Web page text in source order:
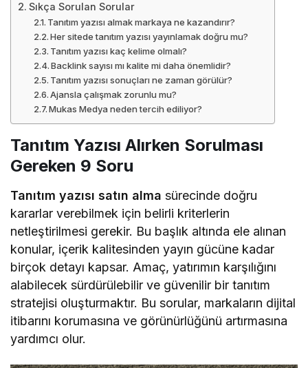
Sıkça Sorulan Sorular
Tanıtım yazısı almak markaya ne kazandırır?
Her sitede tanıtım yazısı yayınlamak doğru mu?
Tanıtım yazısı kaç kelime olmalı?
Backlink sayısı mı kalite mi daha önemlidir?
Tanıtım yazısı sonuçları ne zaman görülür?
Ajansla çalışmak zorunlu mu?
Mukas Medya neden tercih ediliyor?
Tanıtım Yazısı Alırken Sorulması
Gereken 9 Soru
Tanıtım yazısı satın alma sürecinde doğru
kararlar verebilmek için belirli kriterlerin
netleştirilmesi gerekir. Bu başlık altında ele alınan
konular, içerik kalitesinden yayın gücüne kadar
birçok detayı kapsar. Amaç, yatırımın karşılığını
alabilecek sürdürülebilir ve güvenilir bir tanıtım
stratejisi oluşturmaktır. Bu sorular, markaların dijital
itibarını korumasına ve görünürlüğünü artırmasına
yardımcı olur.